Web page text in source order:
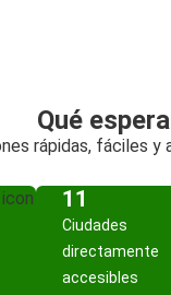
Qué
rápidas, fáciles y
11
Ciudades
directamente
accesibles